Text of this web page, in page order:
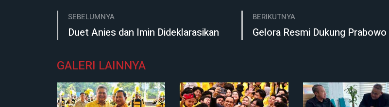
SEBELUMNYA
Duet Anies dan Imin Dideklarasikan
BERIKUTNYA
Gelora Resmi Dukung Prabowo
GALERI LAINNYA